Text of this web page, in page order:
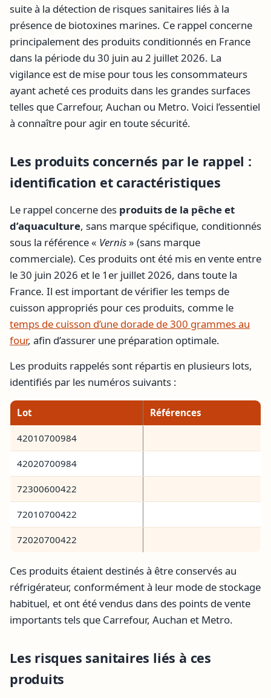
suite à la détection de risques sanitaires liés à la
présence de biotoxines marines. Ce rappel concerne
principalement des produits conditionnés en France
dans la période du 30 juin au 2 juillet 2026. La
vigilance est de mise pour tous les consommateurs
ayant acheté ces produits dans les grandes surfaces
telles que Carrefour, Auchan ou Metro. Voici l’essentiel
à connaître pour agir en toute sécurité.
Les produits concernés par le rappel :
identification et caractéristiques
Le rappel concerne des produits de la pêche et
d’aquaculture, sans marque spécifique, conditionnés
sous la référence « Vernis» (sans marque
commerciale). Ces produits ont été mis en vente entre
le 30 juin 2026 et le 1er juillet 2026, dans toute la
France. Il est important de vérifier les temps de
cuisson appropriés pour ces produits, comme le
temps de cuisson d’une dorade de 300 grammes au
four, afin d’assurer une préparation optimale.
Les produits rappelés sont répartis en plusieurs lots,
identifiés par les numéros suivants :
Lot Références
42010700984
42020700984
72300600422
72010700422
72020700422
Ces produits étaient destinés à être conservés au
réfrigérateur, conformément à leur mode de stockage
habituel, et ont été vendus dans des points de vente
importants tels que Carrefour, Auchan et Metro.
Les risques sanitaires liés à ces
produits